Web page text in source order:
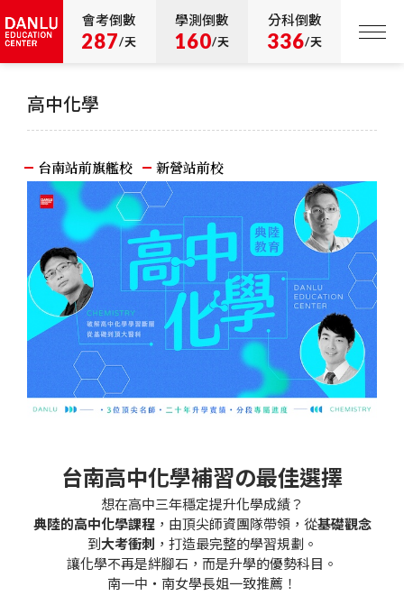
會考倒數
287/天
學測倒數
160/天
分科倒數
336/天
高中化學
台南站前旗艦校 新營站前校
台南高中化學補習の最佳選擇
想在高中三年穩定提升化學成績？
典陸的高中化學課程 ，由頂尖師資團隊帶領，從基礎觀念
到 大考衝刺 ，打造最完整的學習規劃。
讓化學不再是絆腳石，而是升學的優勢科目。
南一中・南女學長姐一致推薦！